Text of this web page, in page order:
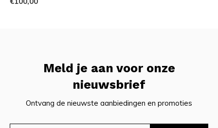
Meld je aan voor onze
nieuwsbrief
Ontvang de nieuwste aanbiedingen en promoties